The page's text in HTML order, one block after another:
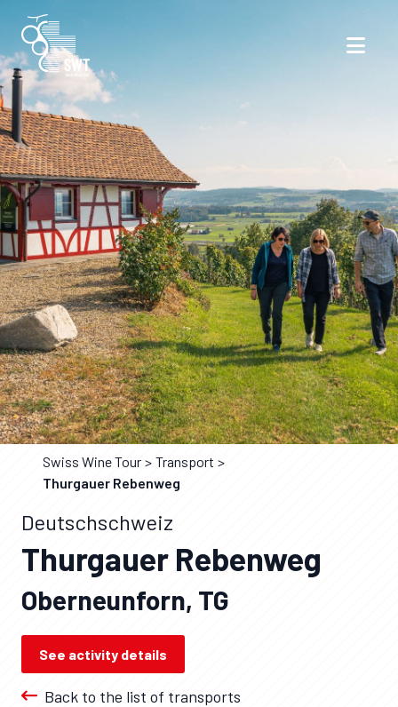
Swiss Wine Tour
Transport
Thurgauer Rebenweg
Deutschschweiz
Thurgauer Rebenweg
Oberneunforn, TG
See activity details
Back to the list of transports